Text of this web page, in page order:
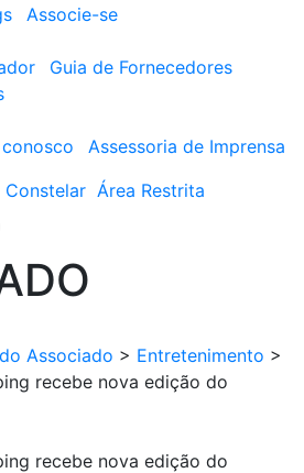
Associe-se
Guia de Fornecedores
conosco
Assessoria de Imprensa
Constelar Área Restrita
Associado > Entretenimento >
recebe nova edição do
recebe nova edição do